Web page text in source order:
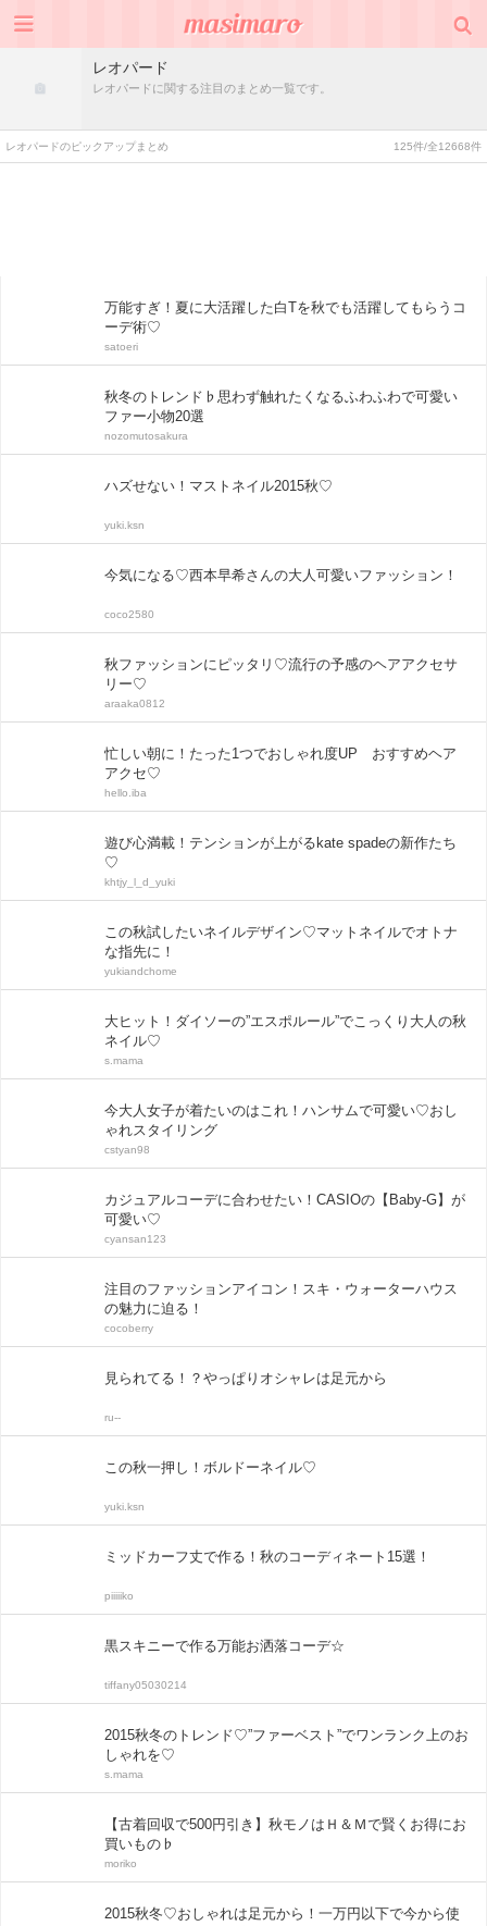
レオパード
レオパードに関する注目のまとめ一覧です。
レオパードのピックアップまとめ 125件/全12668件
万能すぎ！夏に大活躍した白Tを秋でも活躍してもらうコ
ーデ術♡
satoeri
秋冬のトレンド♭思わず触れたくなるふわふわで可愛い
ファー小物20選
nozomutosakura
ハズせない！マストネイル2015秋♡
yuki.ksn
今気になる♡西本早希さんの大人可愛いファッション！
coco2580
秋ファッションにピッタリ♡流行の予感のヘアアクセサ
リー♡
araaka0812
忙しい朝に！たった1つでおしゃれ度UP おすすめヘア
アクセ♡
hello.iba
遊び心満載！テンションが上がるkate spadeの新作たち
♡
khtjy_l_d_yuki
この秋試したいネイルデザイン♡マットネイルでオトナ
な指先に！
yukiandchome
大ヒット！ダイソーの”エスポルール”でこっくり大人の秋
ネイル♡
s.mama
今大人女子が着たいのはこれ！ハンサムで可愛い♡おし
ゃれスタイリング
cstyan98
カジュアルコーデに合わせたい！CASIOの【Baby-G】が
可愛い♡
cyansan123
注目のファッションアイコン！スキ・ウォーターハウス
の魅力に迫る！
cocoberry
見られてる！？やっぱりオシャレは足元から
ru--
この秋一押し！ボルドーネイル♡
yuki.ksn
ミッドカーフ丈で作る！秋のコーディネート15選！
piiiiiko
黒スキニーで作る万能お洒落コーデ☆
tiffany05030214
2015秋冬のトレンド♡”ファーベスト”でワンランク上のお
しゃれを♡
s.mama
【古着回収で500円引き】秋モノはＨ＆Ｍで賢くお得にお
買いもの♭
moriko
2015秋冬♡おしゃれは足元から！一万円以下で今から使